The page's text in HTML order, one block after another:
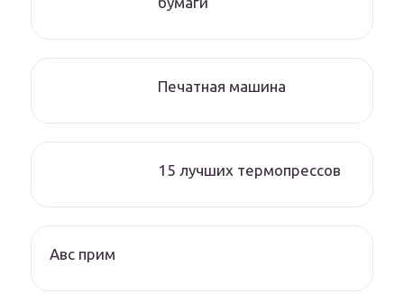
Печатная машина
15 лучших термопрессов
Авс прим